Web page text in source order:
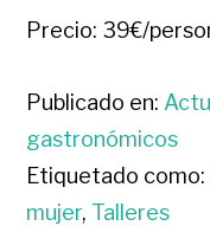
Precio: 39€/
Publicado en:
gastronómicos
Etiquetado como:
mujer, Talleres